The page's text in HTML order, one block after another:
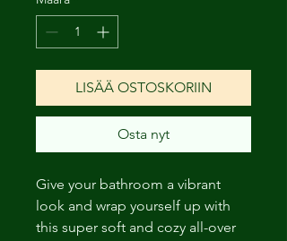
LISÄÄ OSTOSKORIIN
Osta nyt
Give your bathroom a vibrant
look and wrap yourself up with
this super soft and cozy all-over